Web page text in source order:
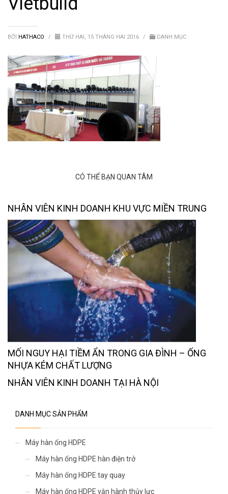
BỞI HATHACO / THỨ HAI, 15 THÁNG HAI 2016 / DANH MỤC :
CÓ THỂ BẠN QUAN TÂM
NHÂN VIÊN KINH DOANH KHU VỰC MIỀN TRUNG
MỐI NGUY HẠI TIỀM ẨN TRONG GIA ĐÌNH – ỐNG
NHỰA KÉM CHẤT LƯỢNG
NHÂN VIÊN KINH DOANH TẠI HÀ NỘI
DANH MỤC SẢN PHẨM
Máy hàn ống HDPE
Máy hàn ống HDPE hàn điện trở
Máy hàn ống HDPE tay quay
Máy hàn ống HDPE vận hành thủy lực